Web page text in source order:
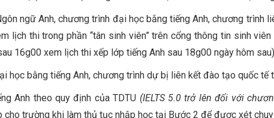
ngữ Anh, chương trình đại học bằng tiếng Anh, chương trình
lịch thi trong phần “tân sinh viên” trên cổng thông tin sinh viên
16g00 xem lịch thi xếp lớp tiếng Anh sau 18g00 ngày hôm
học bằng tiếng Anh, chương trình dự bị liên kết đào tạo quốc tế
Anh theo quy định của TDTU (IELTS 5.0 trở lên đối với
cho trường khi làm thủ tục nhập học tại Bước 2 để được xét